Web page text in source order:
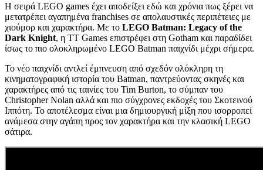
Η σειρά LEGO games έχει αποδείξει εδώ και χρόνια πως ξέρει να
μετατρέπει αγαπημένα franchises σε απολαυστικές περιπέτειες με
χιούμορ και χαρακτήρα. Με το LEGO Batman: Legacy of the
Dark Knight, η TT Games επιστρέφει στη Gotham και παραδίδει
ίσως το πιο ολοκληρωμένο LEGO Batman παιχνίδι μέχρι σήμερα.
Το νέο παιχνίδι αντλεί έμπνευση από σχεδόν ολόκληρη τη
κινηματογραφική ιστορία του Batman, παντρεύοντας σκηνές και
χαρακτήρες από τις ταινίες του Tim Burton, το σύμπαν του
Christopher Nolan αλλά και πιο σύγχρονες εκδοχές του Σκοτεινού
Ιππότη. Το αποτέλεσμα είναι μια δημιουργική μίξη που ισορροπεί
ανάμεσα στην αγάπη προς τον χαρακτήρα και την κλασική LEGO
σάτιρα.